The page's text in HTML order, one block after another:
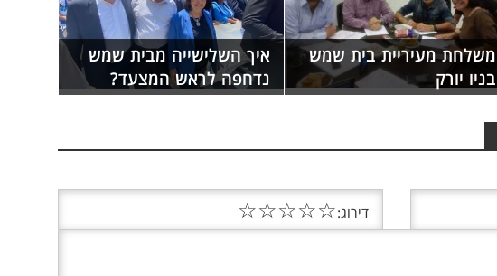
משלחת מעיריית בית שמש
בניו יורק
איך השלישייה מבית שמש
נדחפה לראש המצעד?
דירוג:☆
☆
☆
☆
☆